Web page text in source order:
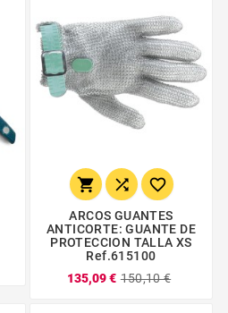
  
ARCOS GUANTES
ANTICORTE: GUANTE DE
PROTECCION TALLA XS
Ref.615100
135,09 € 150,10 €